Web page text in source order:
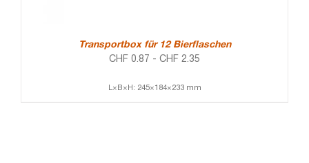
Transportbox für 12 Bierflaschen
CHF 0.87 - CHF 2.35
L×B×H: 245×184×233 mm